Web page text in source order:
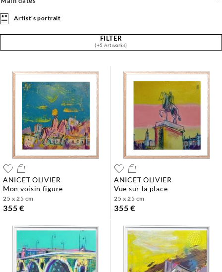
Artist's portrait
FILTER
(45 Artworks)
ANICET OLIVIER
mon voisin figure
25 x 25 cm
355 €
ANICET OLIVIER
vue sur la place
25 x 25 cm
355 €